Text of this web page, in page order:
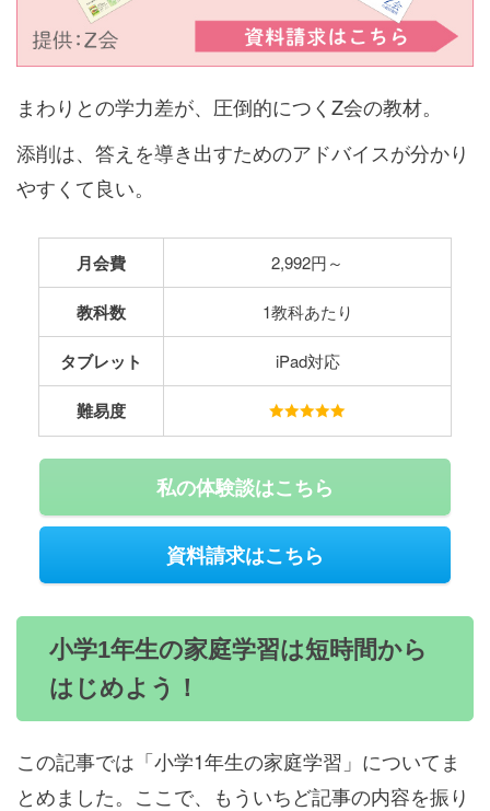
まわりとの学力差が、圧倒的につくZ会の教材。
添削は、答えを導き出すためのアドバイスが分かり
やすくて良い。
月会費 2,992円～
教科数 1教科あたり
タブレット iPad対応
難易度
私の体験談はこちら
資料請求はこちら
小学1年生の家庭学習は短時間から
はじめよう！
この記事では「小学1年生の家庭学習」についてま
とめました。ここで、もういちど記事の内容を振り